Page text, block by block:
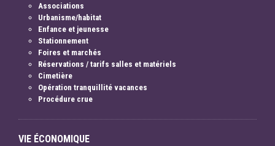
Associations
Urbanisme/habitat
Enfance et jeunesse
Stationnement
Foires et marchés
Réservations / tarifs salles et matériels
Cimetière
Opération tranquillité vacances
Procédure crue
VIE ÉCONOMIQUE